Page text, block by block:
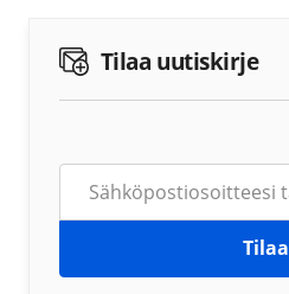
Tilaa uutiskirje
Tilaa